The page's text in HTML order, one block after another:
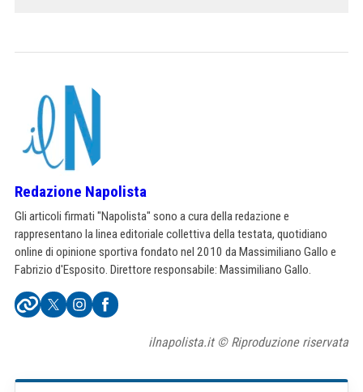
Redazione Napolista
Gli articoli firmati "Napolista" sono a cura della redazione e
rappresentano la linea editoriale collettiva della testata, quotidiano
online di opinione sportiva fondato nel 2010 da Massimiliano Gallo e
Fabrizio d'Esposito. Direttore responsabile: Massimiliano Gallo.
ilnapolista.it © Riproduzione riservata